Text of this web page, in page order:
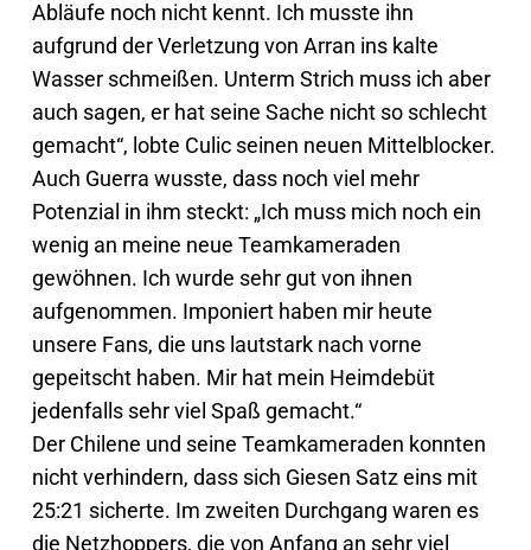
Abläufe noch nicht kennt. Ich musste ihn
aufgrund der Verletzung von Arran ins kalte
Wasser schmeißen. Unterm Strich muss ich aber
auch sagen, er hat seine Sache nicht so schlecht
gemacht“, lobte Culic seinen neuen Mittelblocker.
Auch Guerra wusste, dass noch viel mehr
Potenzial in ihm steckt: „Ich muss mich noch ein
wenig an meine neue Teamkameraden
gewöhnen. Ich wurde sehr gut von ihnen
aufgenommen. Imponiert haben mir heute
unsere Fans, die uns lautstark nach vorne
gepeitscht haben. Mir hat mein Heimdebüt
jedenfalls sehr viel Spaß gemacht.“
Der Chilene und seine Teamkameraden konnten
nicht verhindern, dass sich Giesen Satz eins mit
25:21 sicherte. Im zweiten Durchgang waren es
die Netzhoppers, die von Anfang an sehr viel